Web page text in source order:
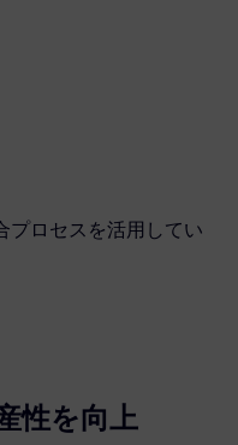
プロセスを活用してい
性を向上